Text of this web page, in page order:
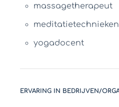
massagetherapeut
meditatietechnieken
yogadocent
ERVARING IN BEDRIJVEN/